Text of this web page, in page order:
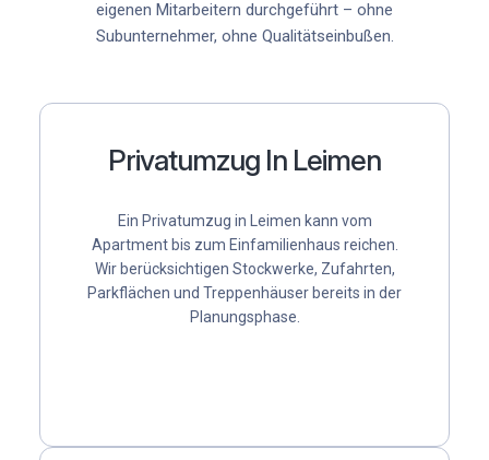
eigenen Mitarbeitern durchgeführt – ohne
Subunternehmer, ohne Qualitätseinbußen.
Privatumzug In Leimen
Ein Privatumzug in Leimen kann vom
Apartment bis zum Einfamilienhaus reichen.
Wir berücksichtigen Stockwerke, Zufahrten,
Parkflächen und Treppenhäuser bereits in der
Planungsphase.